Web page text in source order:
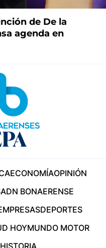
de De la
agenda en
ECONOMÍAOPINIÓN
ADN BONAERENSE
DEPORTES
HOYMUNDO MOTOR